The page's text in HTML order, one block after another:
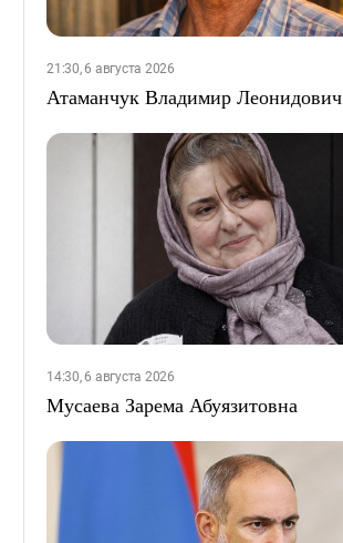
21:30, 6 августа 2026
Атаманчук Владимир Леонидович
14:30, 6 августа 2026
Мусаева Зарема Абуязитовна